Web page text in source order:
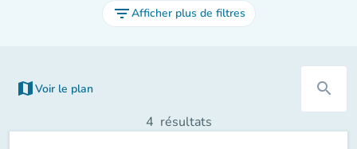
filter_listAfficher plus de filtres
map Voir le plan
(nouvel onglet) search
4 résultats